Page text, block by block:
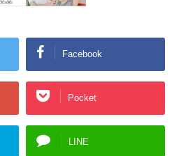
Facebook
Pocket
LINE